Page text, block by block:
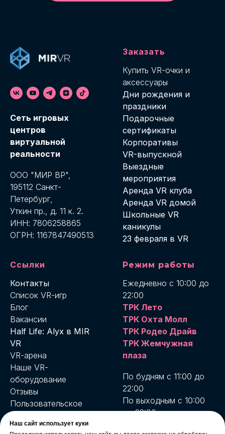
Cеть игровых
центров
виртуальной
реальности
ООО "МИР ВР",
195112 Санкт-
Петербург,
Уткин пр., д. 11 к. 2.
ИНН: 7806258865
ОГРН: 1167847490513
Заказать
Купить VR-очки и
аксессуары
Дни рождения и
праздники
Подарочные
сертификаты
Корпоративы
VR-выпускной
Выездные
мероприятия
Аренда VR клуба
Аренда VR домой
Школьные VR
каникулы
23 февраля в VR
Ссылки
Контакты
Список VR-игр
Блог
Вакансии
Half Life: Alyx в MIR
VR
VR-арена
Наше VR-
оборудование
Отзывы
Пользовательское
Условия возврата и
Режим работы
Ежедневно с 10:00 до
22:00
ТРК Лето
ТРК Охта Молл
ТРК Родео Драйв
ТРК Жемчужная
плаза
По будням с 11:00 до
22:00
По выходным с 10:00
до 22:00
Наш сайт использует куки